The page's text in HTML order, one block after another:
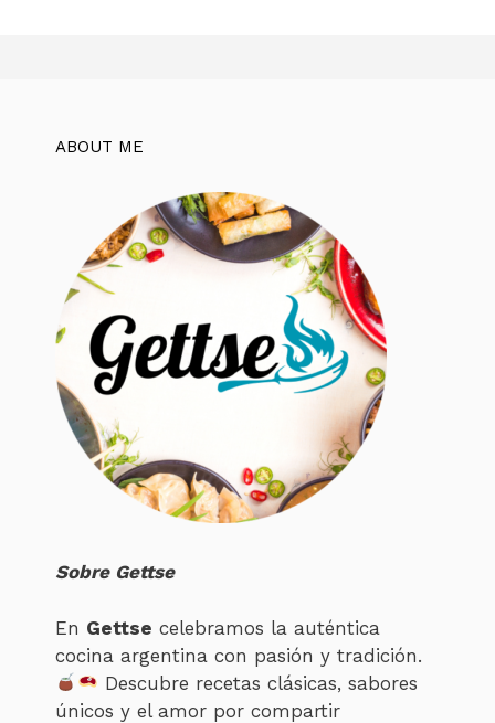
ABOUT ME
Sobre Gettse
En Gettse celebramos la auténtica
cocina argentina con pasión y tradición.
Descubre recetas clásicas, sabores
únicos y el amor por compartir